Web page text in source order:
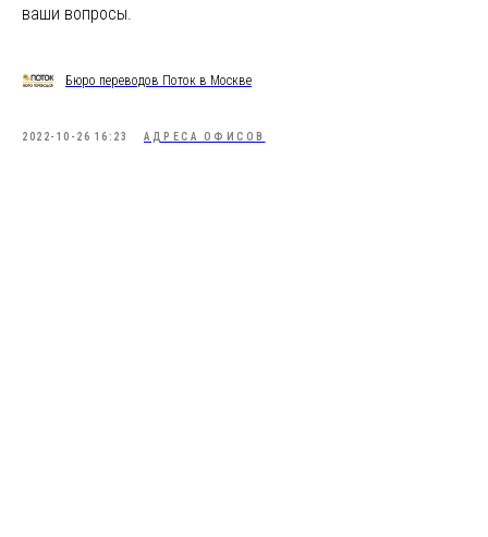
ваши вопросы.
Бюро переводов Поток в Москве
2022-10-26 16:23 АДРЕСА ОФИСОВ